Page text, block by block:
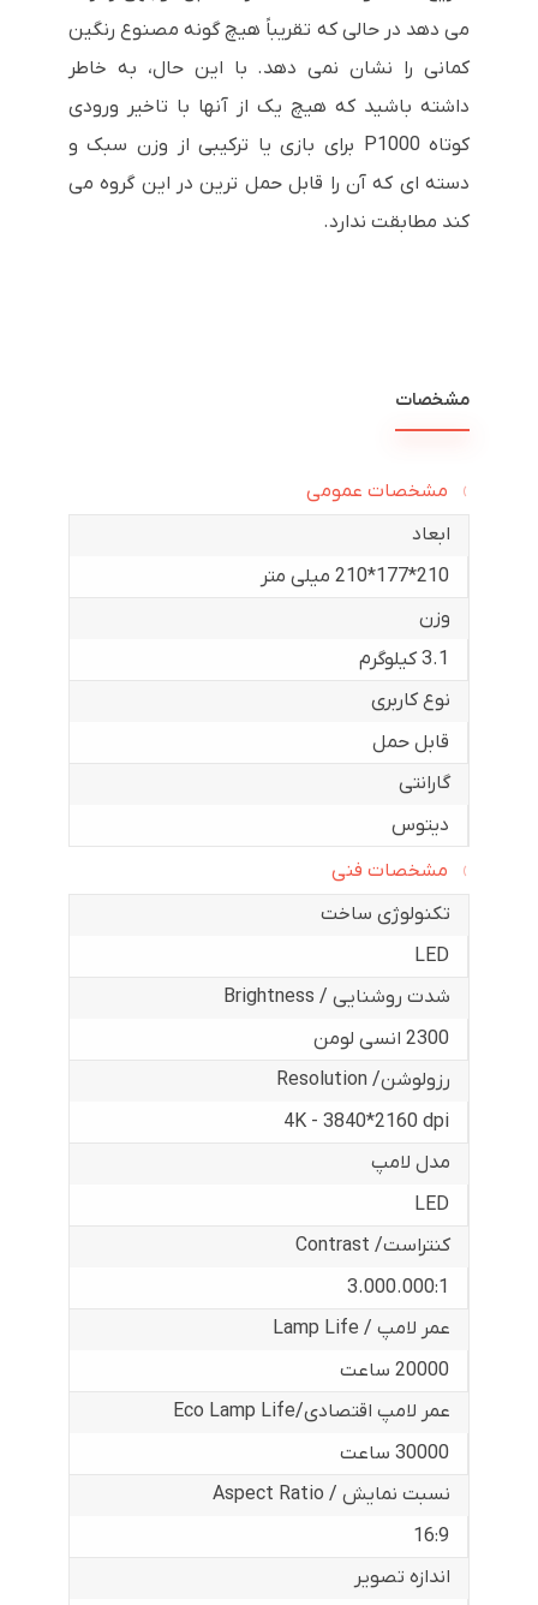
می دهد در حالی که تقریباً هیچ گونه مصنوع رنگین
کمانی را نشان نمی دهد. با این حال، به خاطر
داشته باشید که هیچ یک از آنها با تاخیر ورودی
کوتاه P1000 برای بازی یا ترکیبی از وزن سبک و
دسته ای که آن را قابل حمل ترین در این گروه می
کند مطابقت ندارد.
مشخصات
مشخصات عمومی
ابعاد
210*177*210 میلی متر
وزن
3.1 کیلوگرم
نوع کاربری
قابل حمل
گارانتی
دیتوس
مشخصات فنی
تکنولوژی ساخت
LED
شدت روشنایی / Brightness
2300 انسی لومن
رزولوشن/ Resolution
4K - 3840*2160 dpi
مدل لامپ
LED
کنتراست/ Contrast
3.000.000:1
عمر لامپ / Lamp Life
20000 ساعت
عمر لامپ اقتصادی/Eco Lamp Life
30000 ساعت
نسبت نمایش / Aspect Ratio
16:9
اندازه تصویر